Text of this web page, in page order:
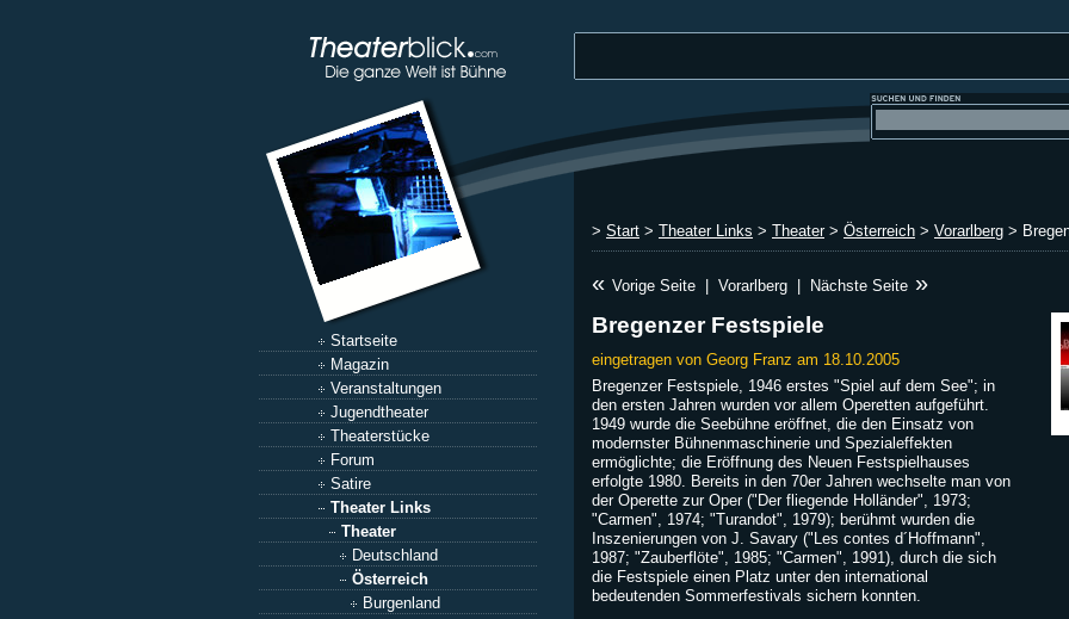
Startseite
Magazin
Veranstaltungen
Jugendtheater
Theaterstücke
Forum
Satire
Theater Links
Theater
Deutschland
Österreich
Burgenland
> Start > Theater Links > Theater> Österreich > Vorarlberg >
« Vorige Seite Vorarlberg Nächste Seite »
Bregenzer Festspiele
eingetragen von Georg Franz am 18.10.2005
Bregenzer Festspiele, 1946 erstes "Spiel auf dem See"; in
den ersten Jahren wurden vor allem Operetten aufgeführt.
1949 wurde die Seebühne eröffnet, die den Einsatz von
modernster Bühnenmaschinerie und Spezialeffekten
ermöglichte; die Eröffnung des Neuen Festspielhauses
erfolgte 1980. Bereits in den 70er Jahren wechselte man von
der Operette zur Oper ("Der fliegende Holländer", 1973;
"Carmen", 1974; "Turandot", 1979); berühmt wurden die
Inszenierungen von J. Savary ("Les contes d´Hoffmann",
1987; "Zauberflöte", 1985; "Carmen", 1991), durch die sich
die Festspiele einen Platz unter den international
bedeutenden Sommerfestivals sichern konnten.